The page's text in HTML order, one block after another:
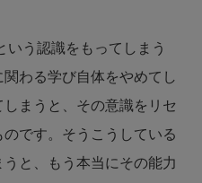
いう認識をもってしまう
わる学び自体をやめてし
まうと、その意識をリセ
です。そうこうしている
と、もう本当にその能力